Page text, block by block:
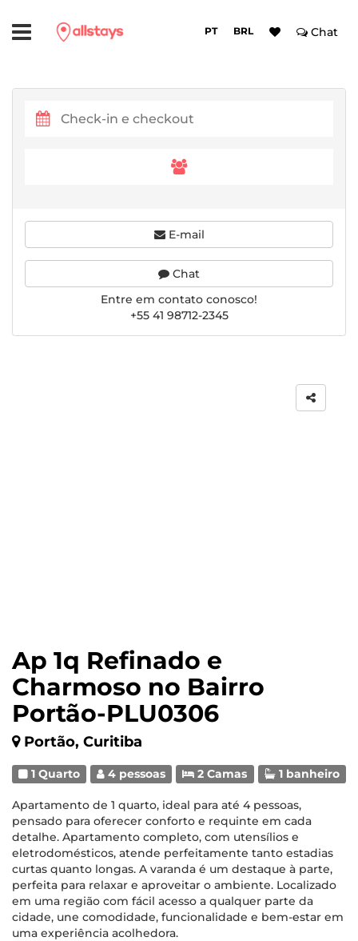
PT BRL Chat
Ap 1q Refinado e
Charmoso no Bairro
Portão-PLU0306
Portão, Curitiba
1 Quarto 4 pessoas 2 Camas 1 banheiro
Apartamento de 1 quarto, ideal para até 4 pessoas,
pensado para oferecer conforto e requinte em cada
detalhe. Apartamento completo, com utensílios e
eletrodomésticos, atende perfeitamente tanto estadias
curtas quanto longas. A varanda é um destaque à parte,
perfeita para relaxar e aproveitar o ambiente. Localizado
em uma região com fácil acesso a qualquer parte da
cidade, une comodidade, funcionalidade e bem-estar em
uma experiência acolhedora.
E-mail
Chat
Entre em contato conosco!
+55 41 98712-2345